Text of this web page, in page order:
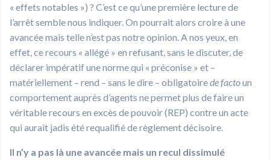
« effets notables ») ? C’est ce qu’une première lecture de
l’arrêt semble nous indiquer. On pourrait alors croire à une
avancée mais telle n’est pas notre opinion. A nos yeux, en
effet, ce recours « allégé » en refusant, sans le discuter, de
déclarer impératif une norme qui « préconise » et –
matériellement – rend – sans le dire – obligatoirede factoun
comportement auprès d’agents ne permet plus de faire un
véritable recours en excès de pouvoir (REP) contre un acte
qui aurait jadis été requalifié de règlement décisoire.
Il n’y a pas là une avancée mais un recul dissimulé